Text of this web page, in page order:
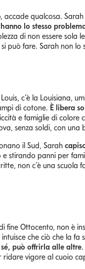
accade qualcosa.
lo stesso
di non essere
può fare. Sarah non
c’è la Louisiana,
di cotone. È libera
e famiglie di
senza soldi, con una
il Sud, Sarah
stirando panni per
non c’è una scuola
fine Ottocento, non è
che ciò che la
può offrirla alle altre
ridare vigore al cuoio